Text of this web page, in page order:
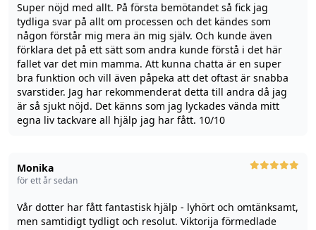
Super nöjd med allt. På första bemötandet så fick jag
tydliga svar på allt om processen och det kändes som
någon förstår mig mera än mig själv. Och kunde även
förklara det på ett sätt som andra kunde förstå i det här
fallet var det min mamma. Att kunna chatta är en super
bra funktion och vill även påpeka att det oftast är snabba
svarstider. Jag har rekommenderat detta till andra då jag
är så sjukt nöjd. Det känns som jag lyckades vända mitt
egna liv tackvare all hjälp jag har fått. 10/10
Monika
för ett år sedan
Vår dotter har fått fantastisk hjälp - lyhört och omtänksamt,
men samtidigt tydligt och resolut. Viktorija förmedlade